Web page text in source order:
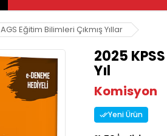
AGS Eğitim Bilimleri Çıkmış Yıllar
2025
Yıl
Komisyon
Yeni Ürün